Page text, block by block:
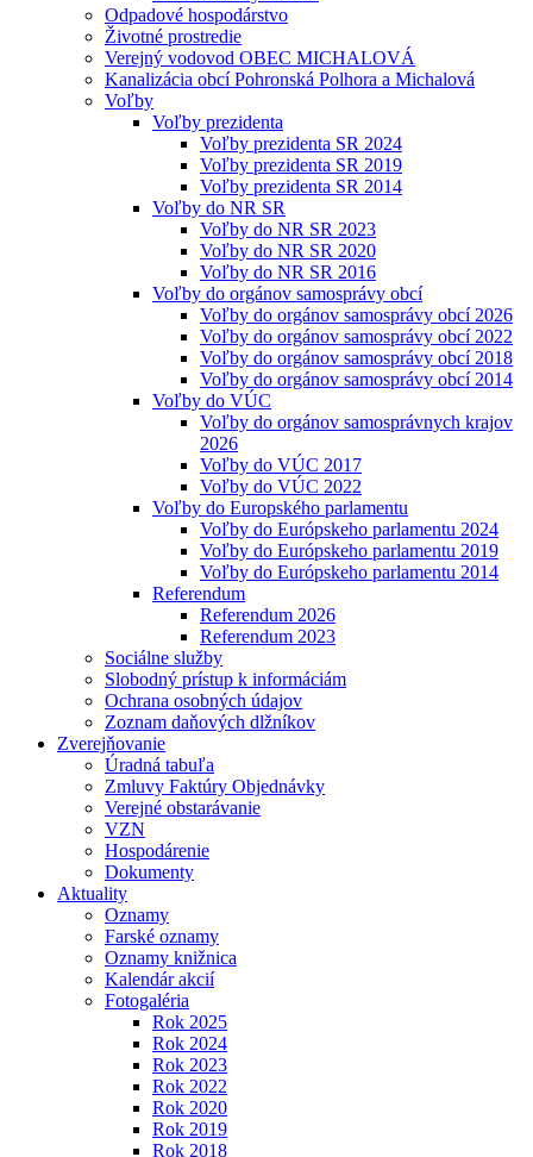
Odpadové hospodárstvo
Životné prostredie
Verejný vodovod OBEC MICHALOVÁ
Kanalizácia obcí Pohronská Polhora a Michalová
Voľby
Voľby prezidenta
Voľby prezidenta SR 2024
Voľby prezidenta SR 2019
Voľby prezidenta SR 2014
Voľby do NR SR
Voľby do NR SR 2023
Voľby do NR SR 2020
Voľby do NR SR 2016
Voľby do orgánov samosprávy obcí
Voľby do orgánov samosprávy obcí 2026
Voľby do orgánov samosprávy obcí 2022
Voľby do orgánov samosprávy obcí 2018
Voľby do orgánov samosprávy obcí 2014
Voľby do VÚC
Voľby do orgánov samosprávnych krajov
2026
Voľby do VÚC 2017
Voľby do VÚC 2022
Voľby do Europského parlamentu
Voľby do Európskeho parlamentu 2024
Voľby do Európskeho parlamentu 2019
Voľby do Európskeho parlamentu 2014
Referendum
Referendum 2026
Referendum 2023
Sociálne služby
Slobodný prístup k informáciám
Ochrana osobných údajov
Zoznam daňových dlžníkov
Zverejňovanie
Úradná tabuľa
Zmluvy Faktúry Objednávky
Verejné obstarávanie
VZN
Hospodárenie
Dokumenty
Aktuality
Oznamy
Farské oznamy
Oznamy knižnica
Kalendár akcií
Fotogaléria
Rok 2025
Rok 2024
Rok 2023
Rok 2022
Rok 2020
Rok 2019
Rok 2018